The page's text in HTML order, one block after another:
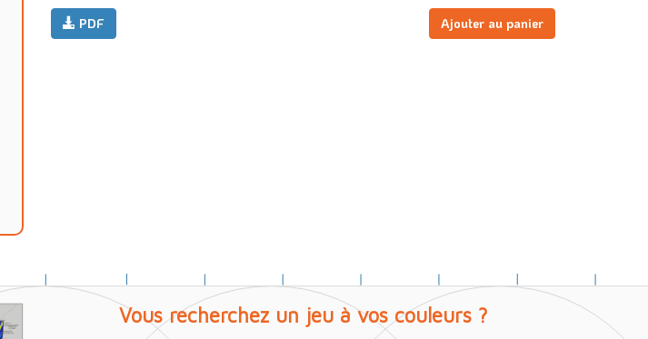
Ajouter au panier
PDF
Vous recherchez un jeu à vos couleurs ?